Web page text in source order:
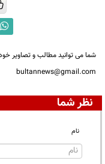
شما می توانید مطالب و تصاویر
bultannews@gmail.com
نظر شما
نام